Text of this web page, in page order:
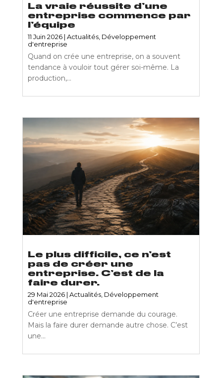
La vraie réussite d’une
entreprise commence par
l’équipe
11 Juin 2026| Actualités, Développement
d'entreprise
Quand on crée une entreprise, on a souvent
tendance à vouloir tout gérer soi-même. La
production,...
Le plus difficile, ce n’est
pas de créer une
entreprise. C’est de la
faire durer.
29 Mai 2026| Actualités, Développement
d'entreprise
Créer une entreprise demande du courage.
Mais la faire durer demande autre chose. C’est
une...